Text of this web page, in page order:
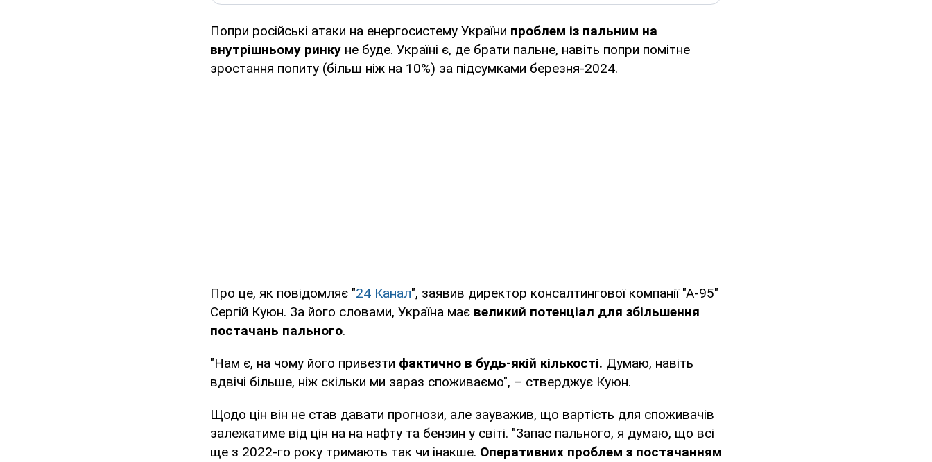
Попри російські атаки на енергосистему України проблем із пальним на
внутрішньому ринку не буде. Україні є, де брати пальне, навіть попри помітне
зростання попиту (більш ніж на 10%) за підсумками березня-2024.
Про це, як повідомляє "24 Канал", заявив директор консалтингової компанії "А-95"
Сергій Куюн. За його словами, Україна має великий потенціал для збільшення
постачань пального.
"Нам є, на чому його привезти фактично в будь-якій кількості. Думаю, навіть
вдвічі більше, ніж скільки ми зараз споживаємо", – стверджує Куюн.
Щодо цін він не став давати прогнози, але зауважив, що вартість для споживачів
залежатиме від цін на на нафту та бензин у світі. "Запас пального, я думаю, що всі
ще з 2022-го року тримають так чи інакше. Оперативних проблем з постачанням